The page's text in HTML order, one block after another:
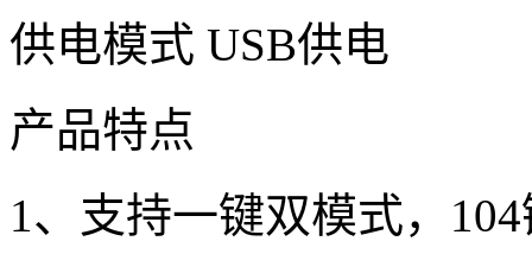
供电模式 USB供电
产品特点
1、支持一键双模式，